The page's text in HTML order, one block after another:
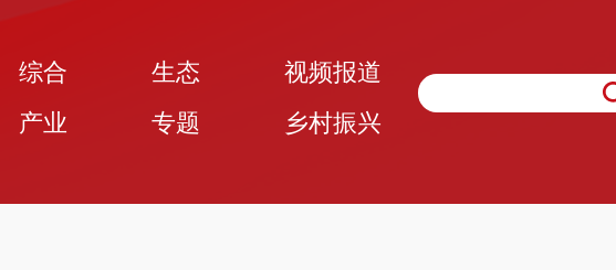
综合 生态
视频报道
产业 专题 乡村振兴